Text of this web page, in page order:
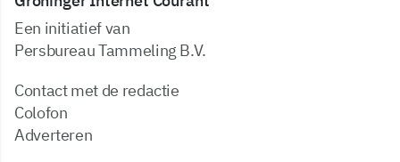
Een initiatief van
Persbureau Tammeling B.V.
Contact met de redactie
Colofon
Adverteren